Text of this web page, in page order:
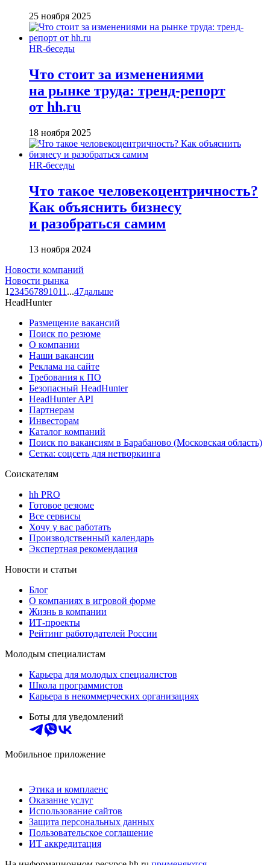
25 ноября 2025
HR-беседы
Что стоит за изменениями
на рынке труда: тренд-репорт
от hh.ru
18 ноября 2025
HR-беседы
Что такое человеко­центричность?
Как объяснить бизнесу
и разобраться самим
13 ноября 2024
Новости компаний
Новости рынка
1 234567891011 ...47дальше
HeadHunter
Размещение вакансий
Поиск по резюме
О компании
Наши вакансии
Реклама на сайте
Требования к ПО
Безопасный HeadHunter
HeadHunter API
Партнерам
Инвесторам
Каталог компаний
Поиск по вакансиям в Барабаново (Московская область)
Сетка: соцсеть для нетворкинга
Соискателям
hh PRO
Готовое резюме
Все сервисы
Хочу у вас работать
Производственный календарь
Экспертная рекомендация
Новости и статьи
Блог
О компаниях в игровой форме
Жизнь в компании
ИТ-проекты
Рейтинг работодателей России
Молодым специалистам
Карьера для молодых специалистов
Школа программистов
Карьера в некоммерческих организациях
Боты для уведомлений
Мобильное приложение
Этика и комплаенс
Оказание услуг
Использование сайтов
Защита персональных данных
Пользовательское соглашение
ИТ аккредитация